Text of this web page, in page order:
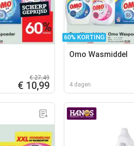
€ 27,49
€ 10,99
60% KORTING
Omo Wasmiddel
4 dagen